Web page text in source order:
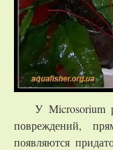
У Microsorium
повреждений,
появляются